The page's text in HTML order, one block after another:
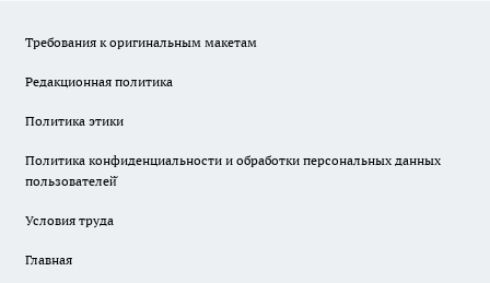
Требования к оригинальным макетам
Редакционная политика
Политика этики
Политика конфиденциальности и обработки персональных данных
пользователей̆
Условия труда
Главная